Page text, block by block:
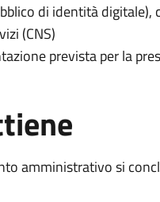
di identità digitale),
(CNS)
prevista per la
amministrativo si